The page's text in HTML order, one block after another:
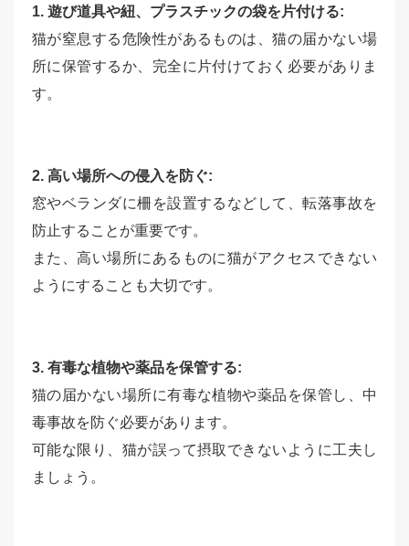
1. 遊び道具や紐、プラスチックの袋を片付ける:
猫が窒息する危険性があるものは、猫の届かない場
所に保管するか、完全に片付けておく必要がありま
す。
2. 高い場所への侵入を防ぐ:
窓やベランダに柵を設置するなどして、転落事故を
防止することが重要です。
また、高い場所にあるものに猫がアクセスできない
ようにすることも大切です。
3. 有毒な植物や薬品を保管する:
猫の届かない場所に有毒な植物や薬品を保管し、中
毒事故を防ぐ必要があります。
可能な限り、猫が誤って摂取できないように工夫し
ましょう。